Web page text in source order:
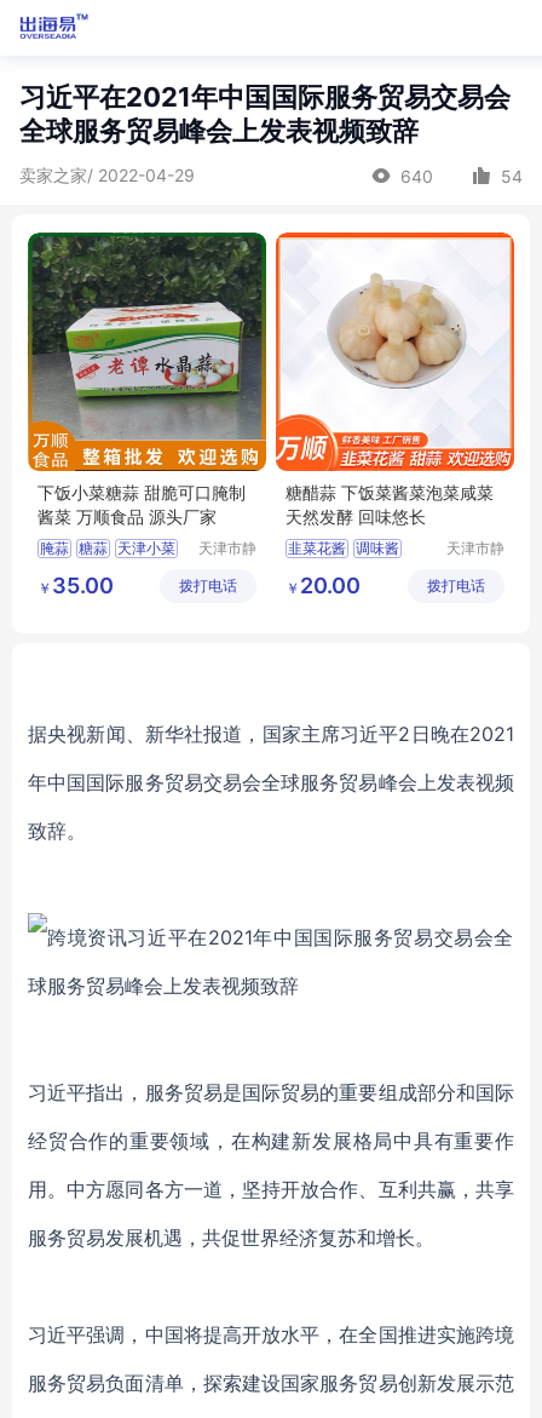
习近平在2021年中国国际服务贸易交易会
全球服务贸易峰会上发表视频致辞
卖家之家/ 2022-04-29 640 54
下饭小菜糖蒜 甜脆可口腌制
酱菜 万顺食品 源头厂家
腌蒜 糖蒜 天津小菜
天津市静
食品有限
￥ 35.00 拨打电话
糖醋蒜 下饭菜酱菜泡菜咸菜
天然发酵 回味悠长
韭菜花酱 调味酱
天津市静
食品有限
￥ 20.00 拨打电话
据央视新闻、新华社报道，国家主席习近平2日晚在2021
年中国国际服务贸易交易会全球服务贸易峰会上发表视频
致辞。
习近平指出，服务贸易是国际贸易的重要组成部分和国际
经贸合作的重要领域，在构建新发展格局中具有重要作
用。中方愿同各方一道，坚持开放合作、互利共赢，共享
服务贸易发展机遇，共促世界经济复苏和增长。
习近平强调，中国将提高开放水平，在全国推进实施跨境
服务贸易负面清单，探索建设国家服务贸易创新发展示范